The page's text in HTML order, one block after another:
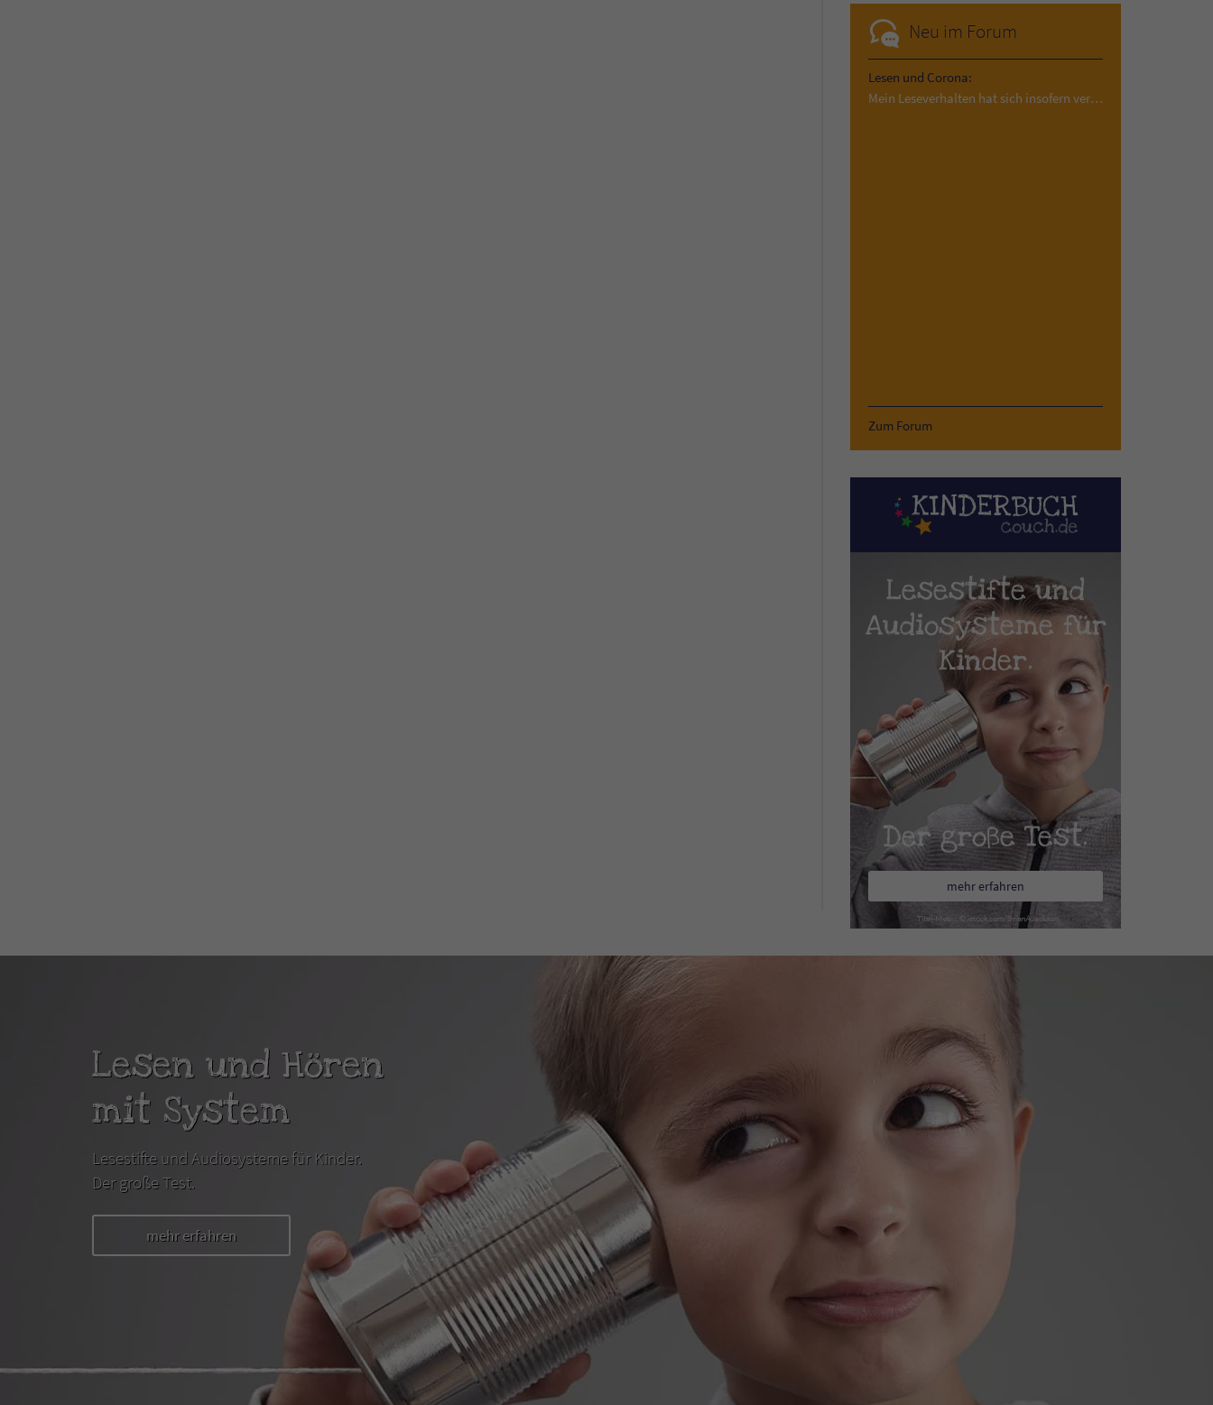
Neu im Forum
Lesen und Corona:
Mein Leseverhalten hat sich insofern verändert,…
Zum Forum
Lesestifte und
Audiosysteme für
Kinder.
Der große Test.
mehr erfahren
Lesen und Hören
mit System
Lesestifte und Audiosysteme für Kinder.
Der große Test.
mehr erfahren